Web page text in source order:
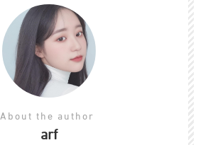
About the author
arf